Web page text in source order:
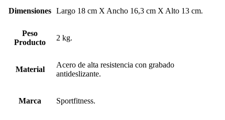
Dimensiones Largo 18 cm X Ancho 16,3 cm X Alto 13 cm.
Peso
Producto
2 kg.
Material
Acero de alta resistencia con grabado
antideslizante.
Marca Sportfitness.